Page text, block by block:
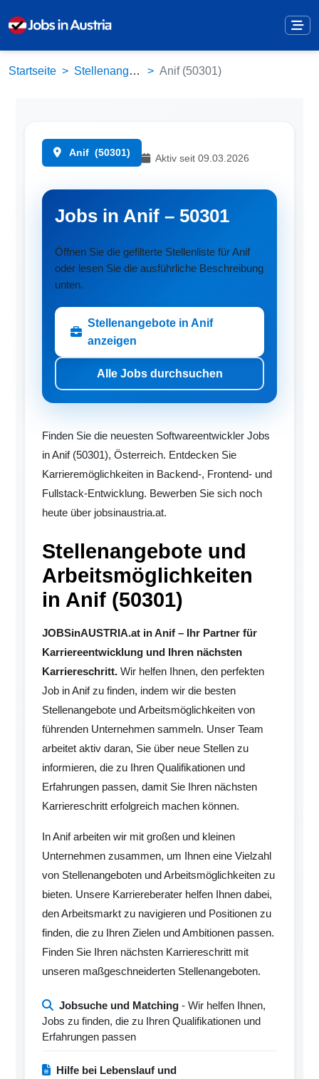
Startseite Stellenangebote Anif (50301)
Anif (50301)
Aktiv seit 09.03.2026
Jobs in Anif – 50301
Öffnen Sie die gefilterte Stellenliste für Anif
oder lesen Sie die ausführliche Beschreibung
unten.
Stellenangebote in Anif
anzeigen
Alle Jobs durchsuchen
Finden Sie die neuesten Softwareentwickler Jobs
in Anif (50301), Österreich. Entdecken Sie
Karrieremöglichkeiten in Backend-, Frontend- und
Fullstack-Entwicklung. Bewerben Sie sich noch
heute über jobsinaustria.at.
Stellenangebote und
Arbeitsmöglichkeiten
in Anif (50301)
JOBSinAUSTRIA.at in Anif – Ihr Partner für
Karriereentwicklung und Ihren nächsten
Karriereschritt. Wir helfen Ihnen, den perfekten
Job in Anif zu finden, indem wir die besten
Stellenangebote und Arbeitsmöglichkeiten von
führenden Unternehmen sammeln. Unser Team
arbeitet aktiv daran, Sie über neue Stellen zu
informieren, die zu Ihren Qualifikationen und
Erfahrungen passen, damit Sie Ihren nächsten
Karriereschritt erfolgreich machen können.
In Anif arbeiten wir mit großen und kleinen
Unternehmen zusammen, um Ihnen eine Vielzahl
von Stellenangeboten und Arbeitsmöglichkeiten zu
bieten. Unsere Karriereberater helfen Ihnen dabei,
den Arbeitsmarkt zu navigieren und Positionen zu
finden, die zu Ihren Zielen und Ambitionen passen.
Finden Sie Ihren nächsten Karriereschritt mit
unseren maßgeschneiderten Stellenangeboten.
Jobsuche und Matching - Wir helfen Ihnen,
Jobs zu finden, die zu Ihren Qualifikationen und
Erfahrungen passen
Hilfe bei Lebenslauf und